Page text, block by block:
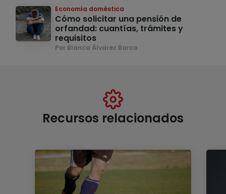
Economía doméstica
Cómo solicitar una pensión de
orfandad: cuantías, trámites y
requisitos
Por Blanca Álvarez Barco
Recursos relacionados